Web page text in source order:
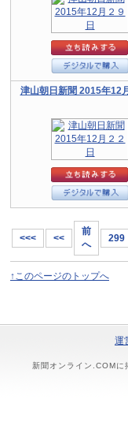
津山朝日新聞 2015年12
<<< <<
前
へ
299
↑このページのトップへ
運
新聞オンライン.COMに